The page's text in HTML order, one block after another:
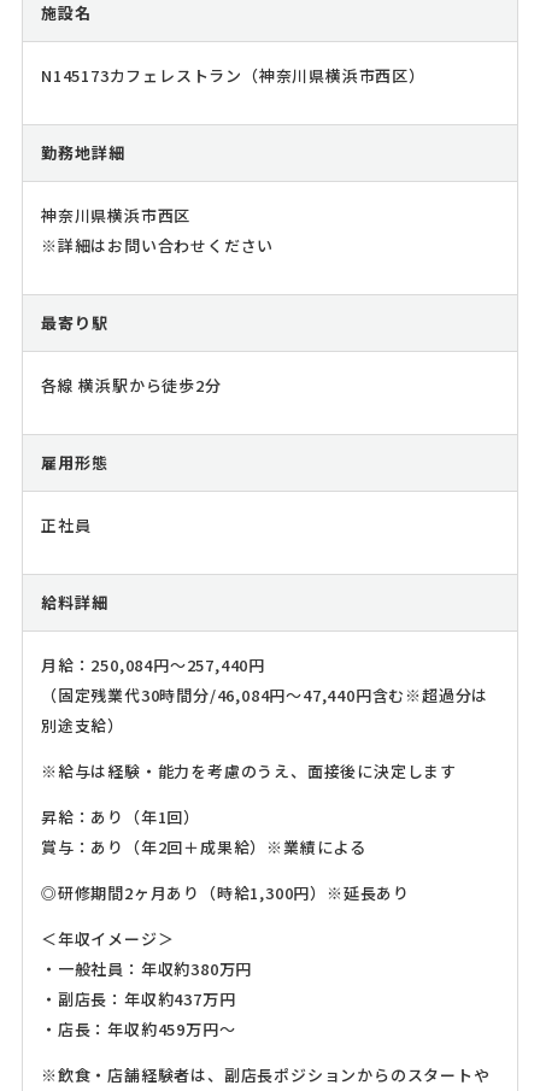
施設名
N145173カフェレストラン（神奈川県横浜市西区）
勤務地詳細
神奈川県横浜市西区
※詳細はお問い合わせください
最寄り駅
各線 横浜駅から徒歩2分
雇用形態
正社員
給料詳細
月給：250,084円～257,440円
（固定残業代30時間分/46,084円～47,440円含む※超過分は
別途支給）
※給与は経験・能力を考慮のうえ、面接後に決定します
昇給：あり（年1回）
賞与：あり（年2回＋成果給）※業績による
◎研修期間2ヶ月あり（時給1,300円）※延長あり
＜年収イメージ＞
・一般社員：年収約380万円
・副店長：年収約437万円
・店長：年収約459万円～
※飲食・店舗経験者は、副店長ポジションからのスタートや